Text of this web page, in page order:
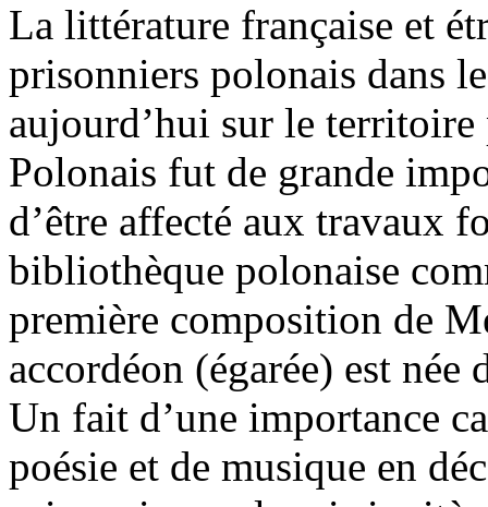
La littérature française et
prisonniers polonais dans
aujourd’hui sur le
Polonais fut de grande
d’être affecté aux travaux
bibliothèque polonaise
première composition de
accordéon (égarée) est
Un fait d’une importance
poésie et de musique en